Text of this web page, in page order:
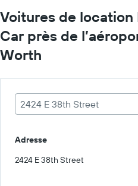
Voitures de
Car près de
Worth
2424 E 38th Street
Adresse
2424 E 38th Street